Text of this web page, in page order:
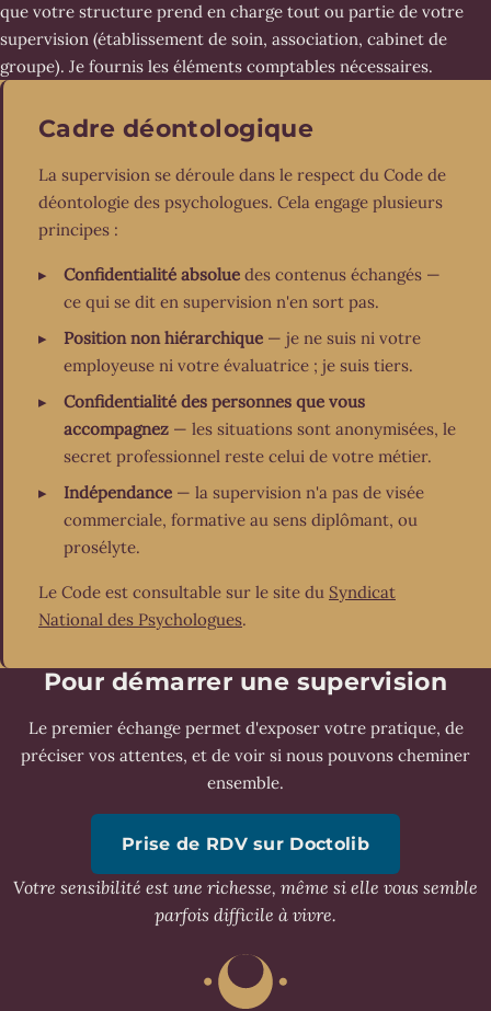
que votre structure prend en charge tout ou partie de votre
supervision (établissement de soin, association, cabinet de
groupe). Je fournis les éléments comptables nécessaires.
Cadre déontologique
La supervision se déroule dans le respect du Code de
déontologie des psychologues. Cela engage plusieurs
principes :
Confidentialité absoluedes contenus échangés —
ce qui se dit en supervision n'en sort pas.
Position non hiérarchique— je ne suis ni votre
employeuse ni votre évaluatrice ; je suis tiers.
Confidentialité des personnes que vous
accompagnez— les situations sont anonymisées, le
secret professionnel reste celui de votre métier.
Indépendance— la supervision n'a pas de visée
commerciale, formative au sens diplômant, ou
prosélyte.
Le Code est consultable sur le site du Syndicat
National des Psychologues.
Pour démarrer une supervision
Le premier échange permet d'exposer votre pratique, de
préciser vos attentes, et de voir si nous pouvons cheminer
ensemble.
Prise de RDV sur Doctolib
Votre sensibilité est une richesse, même si elle vous semble
parfois difficile à vivre.